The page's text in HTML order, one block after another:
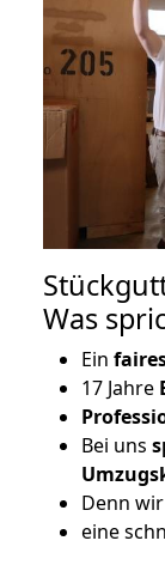
Was
Ein
17 Jahre
Bei uns
Denn
eine